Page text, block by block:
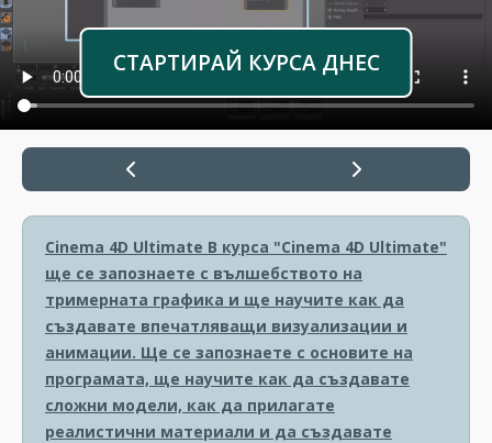
СТАРТИРАЙ КУРСА ДНЕС
Cinema 4D Ultimate В курса "Cinema 4D Ultimate"
ще се запознаете с вълшебството на
тримерната графика и ще научите как да
създавате впечатляващи визуализации и
анимации. Ще се запознаете с основите на
програмата, ще научите как да създавате
сложни модели, как да прилагате
реалистични материали и да създавате